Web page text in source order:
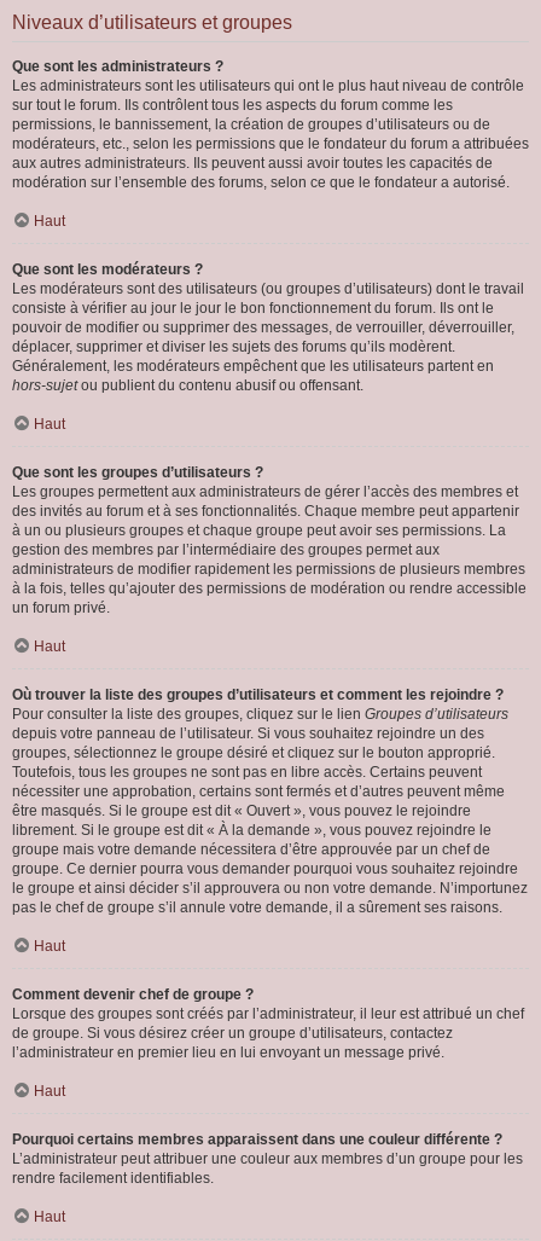
Niveaux d’utilisateurs et groupes
Que sont les administrateurs ?
Les administrateurs sont les utilisateurs qui ont le plus haut niveau de contrôle
sur tout le forum. Ils contrôlent tous les aspects du forum comme les
permissions, le bannissement, la création de groupes d’utilisateurs ou de
modérateurs, etc., selon les permissions que le fondateur du forum a attribuées
aux autres administrateurs. Ils peuvent aussi avoir toutes les capacités de
modération sur l’ensemble des forums, selon ce que le fondateur a autorisé.
Haut
Que sont les modérateurs ?
Les modérateurs sont des utilisateurs (ou groupes d’utilisateurs) dont le travail
consiste à vérifier au jour le jour le bon fonctionnement du forum. Ils ont le
pouvoir de modifier ou supprimer des messages, de verrouiller, déverrouiller,
déplacer, supprimer et diviser les sujets des forums qu’ils modèrent.
Généralement, les modérateurs empêchent que les utilisateurs partent en
hors-sujetou publient du contenu abusif ou offensant.
Haut
Que sont les groupes d’utilisateurs ?
Les groupes permettent aux administrateurs de gérer l’accès des membres et
des invités au forum et à ses fonctionnalités. Chaque membre peut appartenir
à un ou plusieurs groupes et chaque groupe peut avoir ses permissions. La
gestion des membres par l’intermédiaire des groupes permet aux
administrateurs de modifier rapidement les permissions de plusieurs membres
à la fois, telles qu’ajouter des permissions de modération ou rendre accessible
un forum privé.
Haut
Où trouver la liste des groupes d’utilisateurs et comment les rejoindre ?
Pour consulter la liste des groupes, cliquez sur le lien Groupes d’utilisateurs
depuis votre panneau de l’utilisateur. Si vous souhaitez rejoindre un des
groupes, sélectionnez le groupe désiré et cliquez sur le bouton approprié.
Toutefois, tous les groupes ne sont pas en libre accès. Certains peuvent
nécessiter une approbation, certains sont fermés et d’autres peuvent même
être masqués. Si le groupe est dit « Ouvert », vous pouvez le rejoindre
librement. Si le groupe est dit « À la demande », vous pouvez rejoindre le
groupe mais votre demande nécessitera d’être approuvée par un chef de
groupe. Ce dernier pourra vous demander pourquoi vous souhaitez rejoindre
le groupe et ainsi décider s’il approuvera ou non votre demande. N’importunez
pas le chef de groupe s’il annule votre demande, il a sûrement ses raisons.
Haut
Comment devenir chef de groupe ?
Lorsque des groupes sont créés par l’administrateur, il leur est attribué un chef
de groupe. Si vous désirez créer un groupe d’utilisateurs, contactez
l’administrateur en premier lieu en lui envoyant un message privé.
Haut
Pourquoi certains membres apparaissent dans une couleur différente ?
L’administrateur peut attribuer une couleur aux membres d’un groupe pour les
rendre facilement identifiables.
Haut